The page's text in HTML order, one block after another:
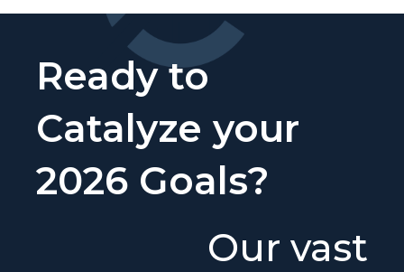
Ready to
Catalyze your
2026 Goals?
Our vast